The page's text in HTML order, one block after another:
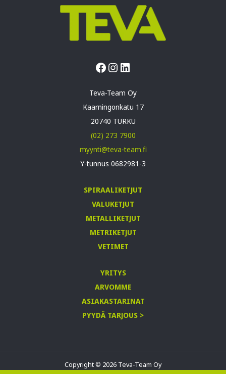
Facebook
Instagram
LinkedIn
Teva-Team Oy
Kaarningonkatu 17
20740 TURKU
(02) 273 7900
myynti@teva-team.fi
Y-tunnus 0682981-3
SPIRAALIKETJUT
VALUKETJUT
METALLIKETJUT
METRIKETJUT
VETIMET
YRITYS
ARVOMME
ASIAKASTARINAT
PYYDÄ TARJOUS >
Copyright © 2026 Teva-Team Oy